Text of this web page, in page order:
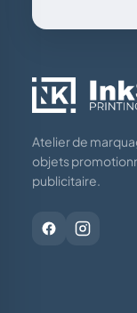
Atelier de
objets
publicitaire.